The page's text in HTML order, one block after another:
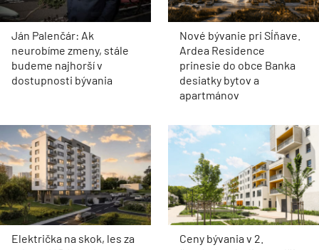
Ján Palenčár: Ak
neurobíme zmeny, stále
budeme najhorší v
dostupnosti bývania
Nové bývanie pri Sĺňave.
Ardea Residence
prinesie do obce Banka
desiatky bytov a
apartmánov
Električka na skok, les za
Ceny bývania v 2.